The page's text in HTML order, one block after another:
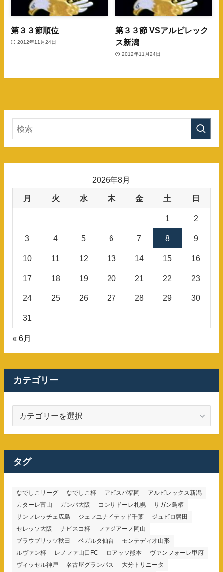
第３３節順位
2012年11月24日
第３３節 VSアルビレック
ス新潟
2012年11月24日
2026年8月
月 火 水 木 金 土 日
1 2
3 4 5 6 7 8 9
10 11 12 13 14 15 16
17 18 19 20 21 22 23
24 25 26 27 28 29 30
31
« 6月
カテゴリー
ゴ
ー
タグ
なでしこリーグ なでしこ杯 アビスパ福岡
アルビレックス新潟
カターレ富山
ガンバ大阪 コンサドーレ札幌
サガン鳥栖
サンフレッチェ広島
ジェフユナイテッド千葉
ジュビロ磐田
セレッソ大阪
ナビスコ杯
ファジアーノ岡山
ブラウブリッツ秋田
ベガルタ仙台
モンテディオ山形
ルヴァン杯
レノファ山口FC ロアッソ熊本
ヴァンフォーレ甲府
ヴィッセル神戸
名古屋グランパス
大分トリニータ